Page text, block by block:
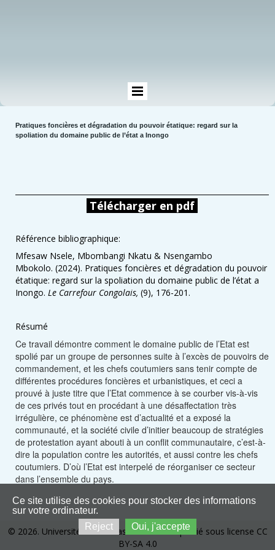
Pratiques foncières et dégradation du pouvoir étatique: regard sur la
spoliation du domaine public de l’état a Inongo
Télécharger en pdf
Référence bibliographique:
Mfesaw Nsele, Mbombangi Nkatu & Nsengambo
Mbokolo. (2024). Pratiques foncières et dégradation du pouvoir
étatique: regard sur la spoliation du domaine public de l’état a
Inongo. Le Carrefour Congolais, (9), 176-201.
Résumé
Ce travail démontre comment le domaine public de l’Etat est
spolié par un groupe de personnes suite à l’excès de pouvoirs de
commandement, et les chefs coutumiers sans tenir compte de
différentes procédures foncières et urbanistiques, et ceci a
prouvé à juste titre que l’Etat commence à se courber vis-à-vis
de ces privés tout en procédant à une désaffectation très
irrégulière, ce phénomène est d’actualité et a exposé la
communauté, et la société civile d’initier beaucoup de stratégies
de protestation ayant abouti à un conflit communautaire, c’est-à-
dire la population contre les autorités, et aussi contre les chefs
coutumiers. D’où l’Etat est interpelé de réorganiser ce secteur
dans l’ensemble du pays.
© 2026. Université de Kinshasa. Ce site est publié sous license CC
BY-SA 4.0
Ce site utilise des cookies pour stocker des informations
sur votre ordinateur.
Reject
Oui, j'accepte